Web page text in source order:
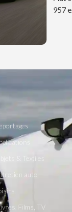
957
& Textiles
auto
Films, TV